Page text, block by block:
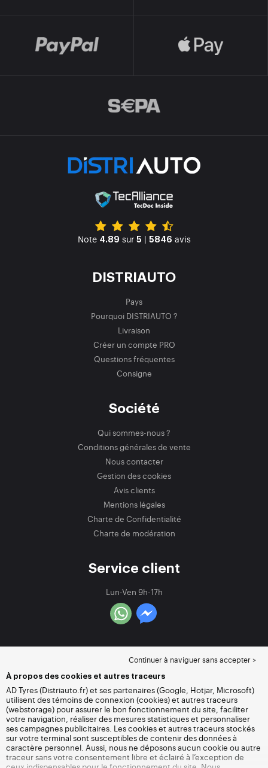
Note 4.89 sur 5 | 5846 avis
DISTRIAUTO
Pays
Pourquoi DISTRIAUTO ?
Livraison
Créer un compte PRO
Questions fréquentes
Consigne
Société
Qui sommes-nous ?
Conditions générales de vente
Nous contacter
Gestion des cookies
Avis clients
Mentions légales
Charte de Confidentialité
Charte de modération
Service client
Lun-Ven 9h-17h
Continuer à naviguer sans accepter >
À propos des cookies et autres traceurs
AD Tyres (Distriauto.fr) et ses partenaires (Google, Hotjar, Microsoft)
utilisent des témoins de connexion (cookies) et autres traceurs
(webstorage) pour assurer le bon fonctionnement du site, faciliter
votre navigation, réaliser des mesures statistiques et personnaliser
ses campagnes publicitaires. Les cookies et autres traceurs stockés
sur votre terminal sont susceptibles de contenir des données à
caractère personnel. Aussi, nous ne déposons aucun cookie ou autre
traceur sans votre consentement libre et éclairé à l’exception de